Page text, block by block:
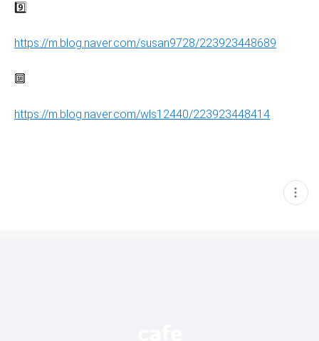
9️⃣
https://m.blog.naver.com/susan9728/223923448689
🔟
https://m.blog.naver.com/wls12440/223923448414
현
재